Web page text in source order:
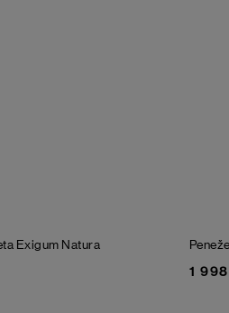
Exigum Natura
1